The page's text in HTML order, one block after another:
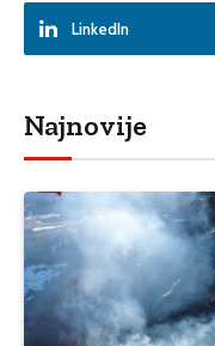
LinkedIn
Najnovije